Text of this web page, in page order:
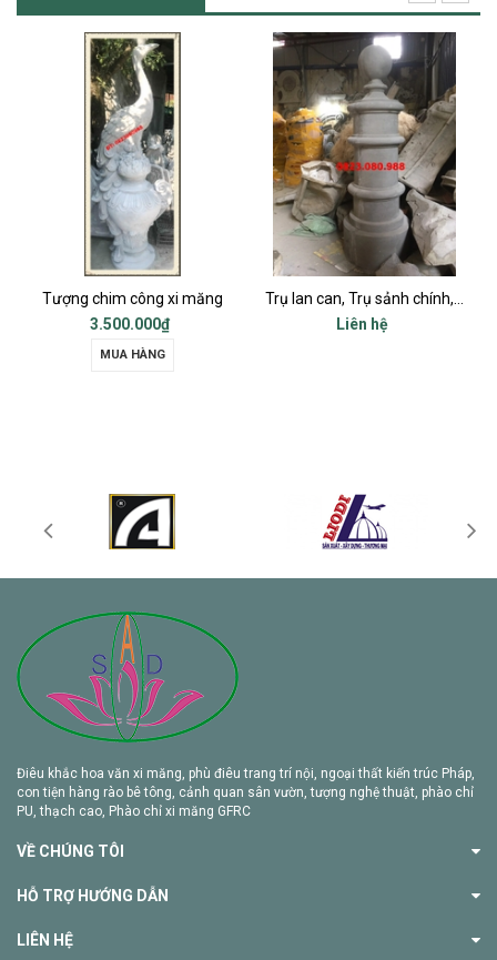
chim công xi măng
3.500.000₫
MUA HÀNG
Trụ lan can, Trụ sảnh chính, Trụ cột ban công, Trụ bậc tam cấp
Điêu khắc hoa văn xi măng, phù điêu trang trí nội, ngoại thất kiến trúc Pháp,
con tiện hàng rào bê tông, cảnh quan sân vườn, tượng nghệ thuật, phào chỉ
PU, thạch cao, Phào chỉ xi măng GFRC
VỀ CHÚNG TÔI
HỖ TRỢ HƯỚNG DẪN
LIÊN HỆ